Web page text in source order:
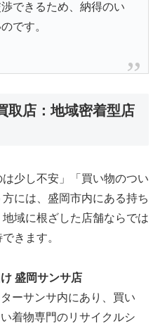
できるため、納得のい
です。
取店：地域密着型店
は少し不安」「買い物のつい
には、盛岡市内にある持ち
域に根ざした店舗ならでは
きます。
盛岡サンサ店
ーサンサ内にあり、買い
着物専門のリサイクルシ